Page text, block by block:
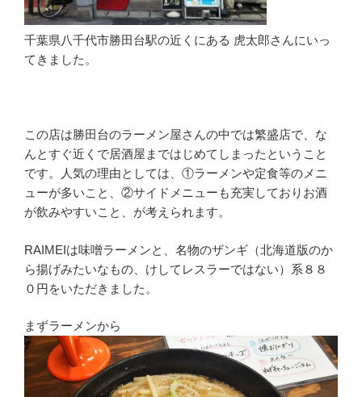
千葉県八千代市勝田台駅の近くにある 虎太郎さんにいっ
てきました。
この店は勝田台のラーメン屋さんの中では繁盛店で、な
んとすぐ近くで居酒屋まではじめてしまったということ
です。人気の理由としては、①ラーメンや定食等のメニ
ューが多いこと、②サイドメニューも充実しておりお酒
が飲みやすいこと、が考えられます。
RAIMEIは味噌ラーメンと、名物のザンギ（北海道版のか
ら揚げみたいなもの、けしてレスラーではない）系８８
０円をいただきました。
まずラーメンから